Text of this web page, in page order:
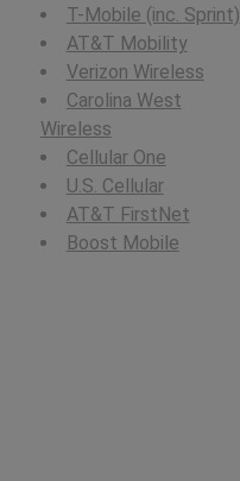
T-Mobile (inc. Sprint)
AT&T Mobility
Verizon Wireless
Carolina West
Wireless
Cellular One
U.S. Cellular
AT&T FirstNet
Boost Mobile